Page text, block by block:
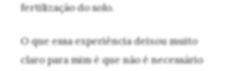
fertilização do solo.
O que essa experiência deixou muito
claro para mim é que não é necessário